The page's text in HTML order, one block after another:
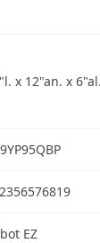
x 12"an. x
EZ